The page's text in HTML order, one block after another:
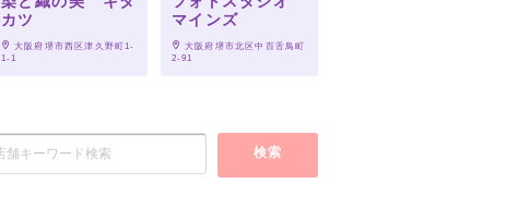
カツ
大阪府堺市西区津久野町1-
1-1
マインズ
大阪府堺市北区中百舌鳥町
2-91
検索